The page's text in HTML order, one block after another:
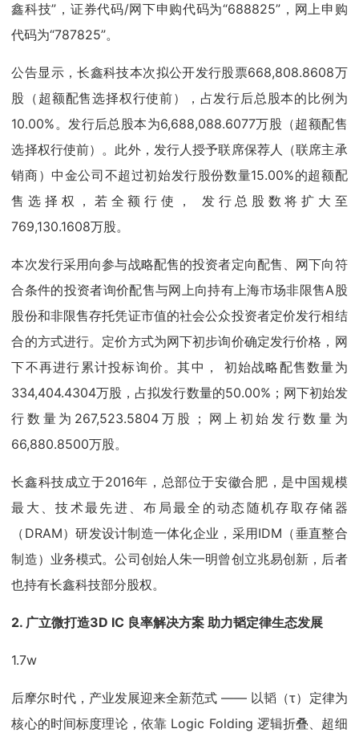
鑫科技”，证券代码/网下申购代码为“688825”，网上申购
代码为“787825”。
公告显示，长鑫科技本次拟公开发行股票668,808.8608万
股（超额配售选择权行使前），占发行后总股本的比例为
10.00%。发行后总股本为6,688,088.6077万股（超额配售
选择权行使前）。此外，发行人授予联席保荐人（联席主承
销商）中金公司不超过初始发行股份数量15.00%的超额配
售选择权，若全额行使， 发行总股数将扩大至
769,130.1608万股。
本次发行采用向参与战略配售的投资者定向配售、网下向符
合条件的投资者询价配售与网上向持有上海市场非限售A股
股份和非限售存托凭证市值的社会公众投资者定价发行相结
合的方式进行。定价方式为网下初步询价确定发行价格，网
下不再进行累计投标询价。其中， 初始战略配售数量为
334,404.4304万股，占拟发行数量的50.00%；网下初始发
行数量为267,523.5804万股；网上初始发行数量为
66,880.8500万股。
长鑫科技成立于2016年，总部位于安徽合肥，是中国规模
最大、技术最先进、布局最全的动态随机存取存储器
（DRAM）研发设计制造一体化企业，采用IDM（垂直整合
制造）业务模式。公司创始人朱一明曾创立兆易创新，后者
也持有长鑫科技部分股权。
2. 广立微打造3D IC 良率解决方案 助力韬定律生态发展
1.7w
后摩尔时代，产业发展迎来全新范式 —— 以韬（τ）定律为
核心的时间标度理论，依靠 Logic Folding 逻辑折叠、超细